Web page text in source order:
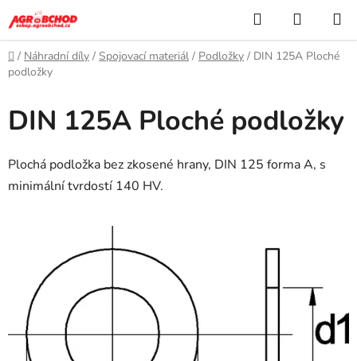
na
obsah
Hledat
KOŠÍK
Domů
/ Náhradní díly / Spojovací materiál / Podložky / DIN 125A Ploché
podložky
DIN 125A Ploché podložky
Plochá podložka bez zkosené hrany, DIN 125 forma A, s
minimální tvrdostí 140 HV.